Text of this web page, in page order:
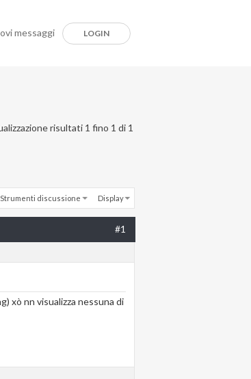
messaggi LOGIN
risultati 1 fino 1 di 1
Strumenti discussione Display
#1
xò nn visualizza nessuna di